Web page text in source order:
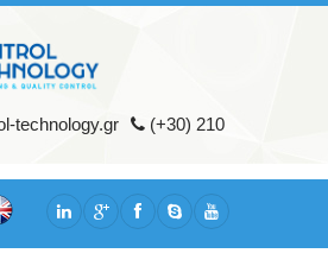
technology.gr
(+30) 210